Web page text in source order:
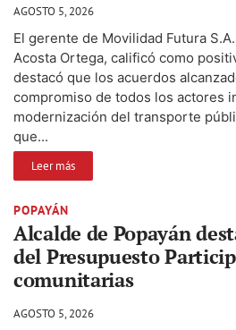
AGOSTO 5, 2026
El gerente de Movilidad Futura
Acosta Ortega, calificó como
destacó que los acuerdos
compromiso de todos los actores
modernización del transporte
que...
Leer más
POPAYÁN
Alcalde de Popayán
del Presupuesto
comunitarias
AGOSTO 5, 2026